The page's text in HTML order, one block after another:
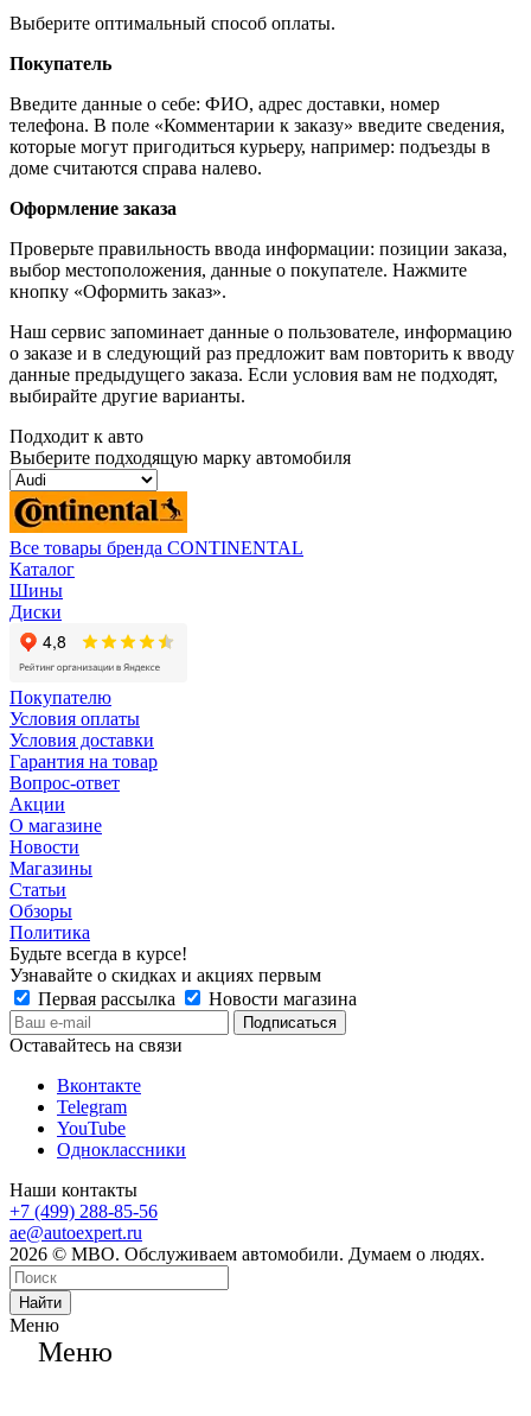
Выберите оптимальный способ оплаты.
Покупатель
Введите данные о себе: ФИО, адрес доставки, номер
телефона. В поле «Комментарии к заказу» введите сведения,
которые могут пригодиться курьеру, например: подъезды в
доме считаются справа налево.
Оформление заказа
Проверьте правильность ввода информации: позиции заказа,
выбор местоположения, данные о покупателе. Нажмите
кнопку «Оформить заказ».
Наш сервис запоминает данные о пользователе, информацию
о заказе и в следующий раз предложит вам повторить к вводу
данные предыдущего заказа. Если условия вам не подходят,
выбирайте другие варианты.
Подходит к авто
Выберите подходящую марку автомобиля
Все товары бренда CONTINENTAL
Каталог
Шины
Диски
Покупателю
Условия оплаты
Условия доставки
Гарантия на товар
Вопрос-ответ
Акции
О магазине
Новости
Магазины
Статьи
Обзоры
Политика
Будьте всегда в курсе!
Узнавайте о скидках и акциях первым
Первая рассылка
Новости магазина
Оставайтесь на связи
Вконтакте
Telegram
YouTube
Одноклассники
Наши контакты
+7 (499) 288-85-56
ae@autoexpert.ru
2026 © МВО. Обслуживаем автомобили. Думаем о людях.
Найти
Меню
Меню